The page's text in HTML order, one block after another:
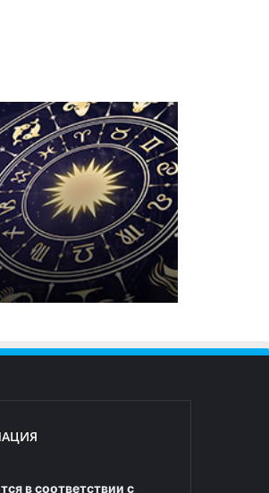
в соответствии с